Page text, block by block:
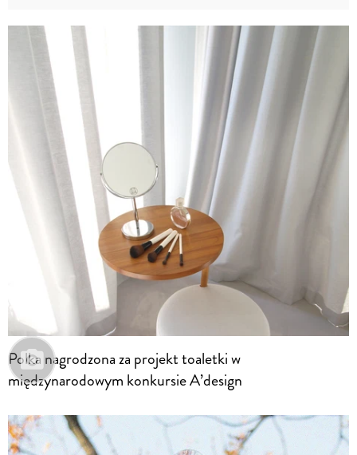
Polka nagrodzona za projekt toaletki w
międzynarodowym konkursie A’design